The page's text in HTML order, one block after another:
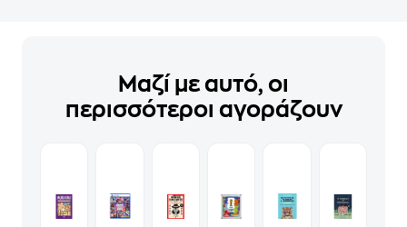
Μαζί με αυτό, οι
περισσότεροι αγοράζουν